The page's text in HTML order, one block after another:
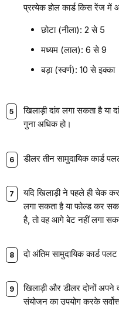
प्रत्येक होल कार्ड किस रेंज में
छोटा (नीला): 2 से 5
मध्यम (लाल): 6 से 9
बड़ा (स्वर्ण): 10 से इक्का
खिलाड़ी दांव लगा सकता है या
गुना अधिक हो।
डीलर तीन सामुदायिक कार्ड
यदि खिलाड़ी ने पहले ही चेक
लगा सकता है या फोल्ड कर
है, तो वह आगे बेट नहीं लगा
दो अंतिम सामुदायिक कार्ड
खिलाड़ी और डीलर दोनों अपने
संयोजन का उपयोग करके